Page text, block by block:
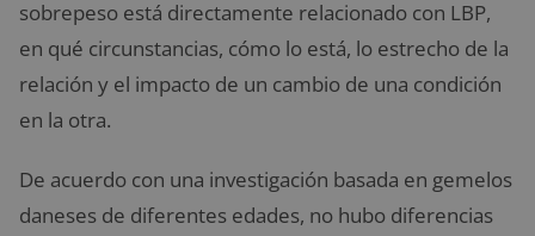
sobrepeso está directamente relacionado con LBP,
en qué circunstancias, cómo lo está, lo estrecho de la
relación y el impacto de un cambio de una condición
en la otra.
De acuerdo con una investigación basada en gemelos
daneses de diferentes edades, no hubo diferencias